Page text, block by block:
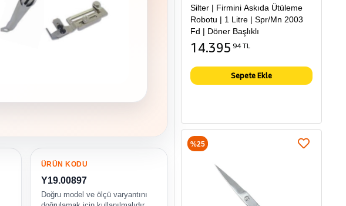
ÜRÜN KODU
Y19.00897
Doğru model ve ölçü varyantını
Silter | Firmini Askıda Ütüleme
Robotu | 1 Litre | Spr/Mn 2003
Fd | Döner Başlıklı
14.395 94 TL
Sepete Ekle
%25